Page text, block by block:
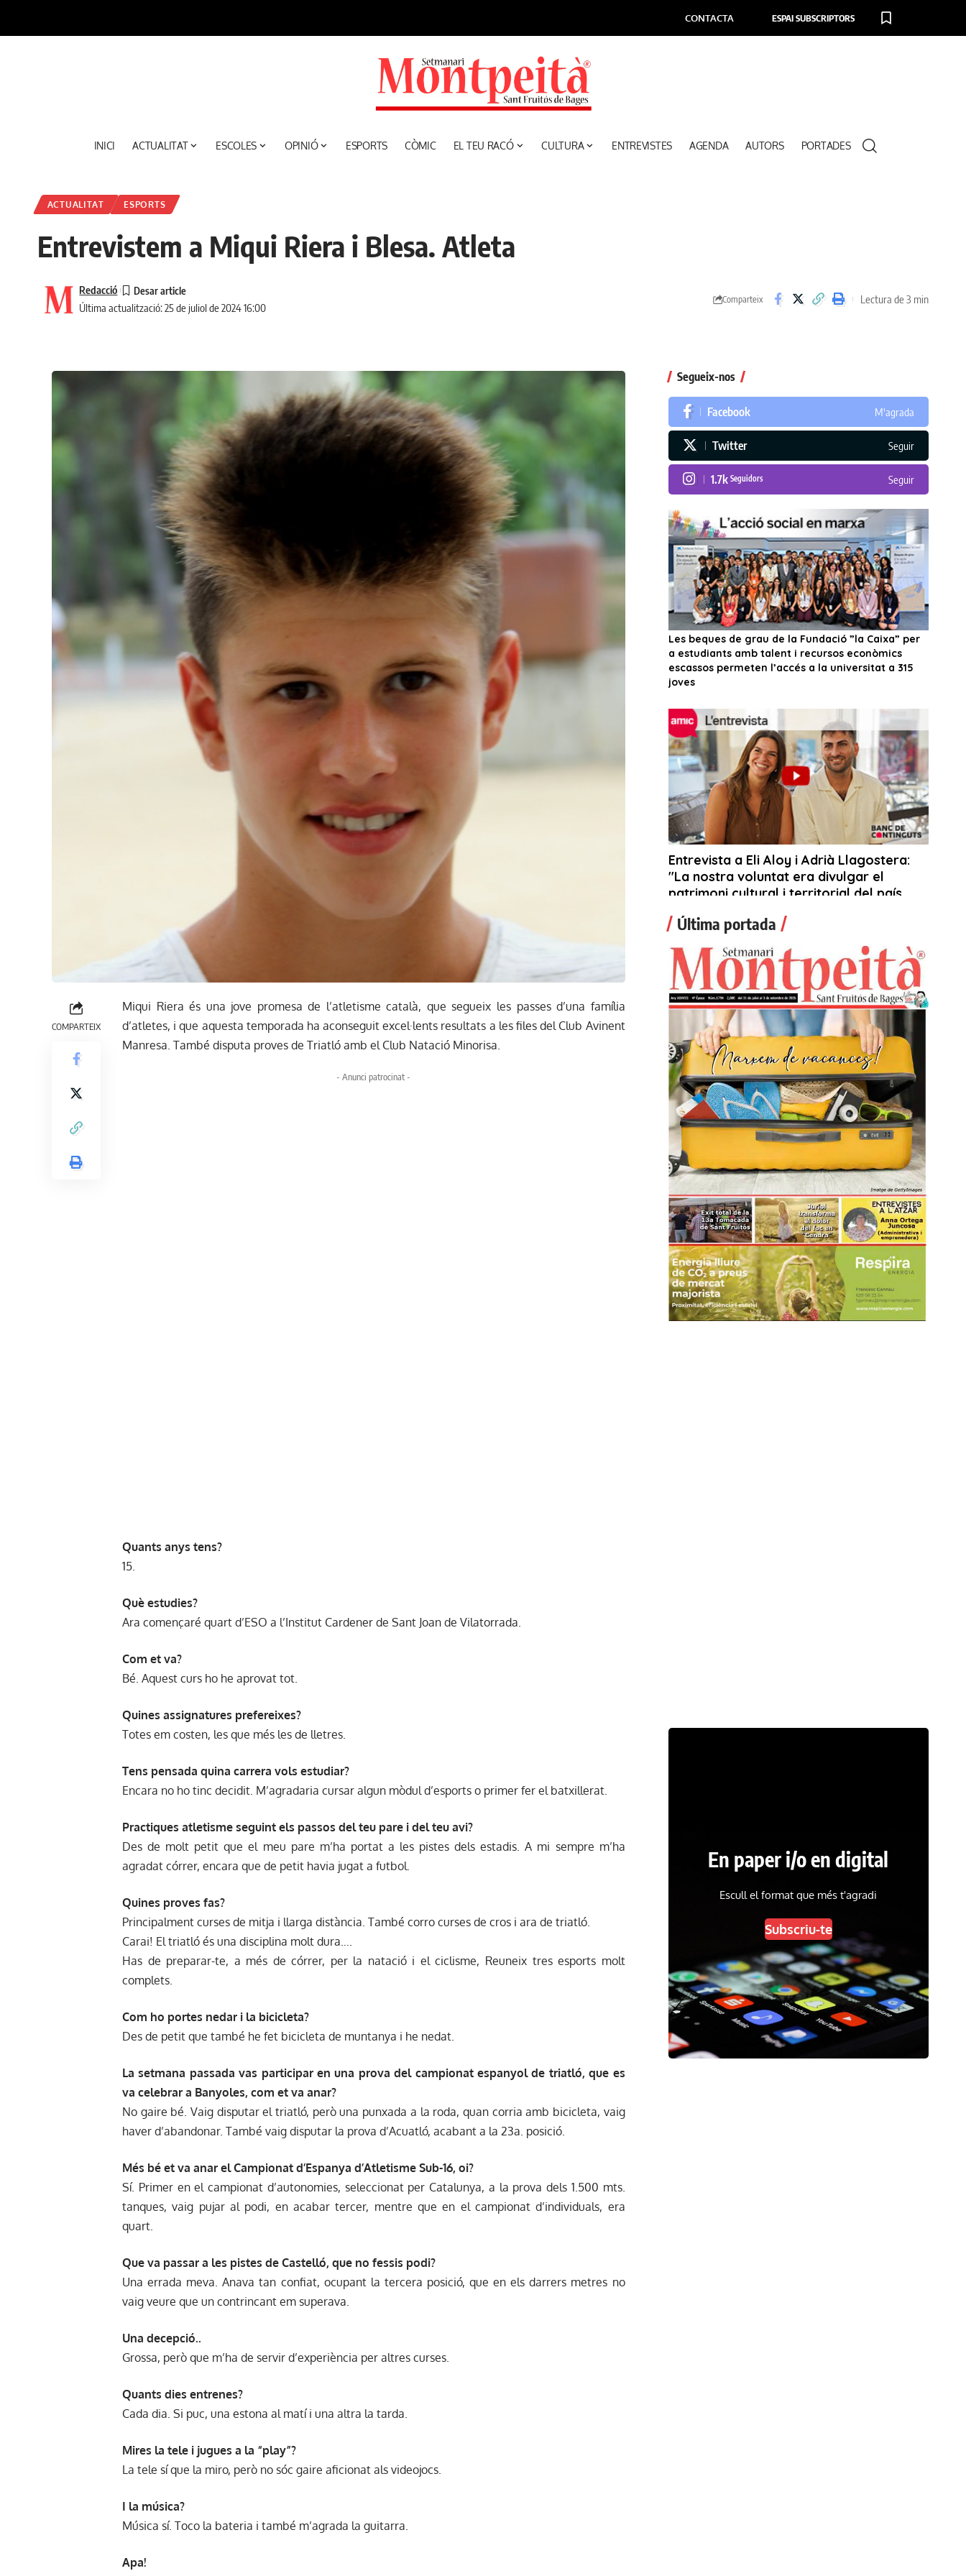
CONTACTA ESPAI SUBSCRIPTORS
INICI ACTUALITAT ESCOLES OPINIÓ ESPORTS CÒMIC EL TEU RACÓ CULTURA ENTREVISTES AGENDA AUTORS PORTADES
ACTUALITAT ESPORTS
Entrevistem a Miqui Riera i Blesa. Atleta
Última actualització: 25 de juliol de 2024 16:00
Redacció
Comparteix Lectura de 3 min
COMPARTEIX
Miqui Riera és una jove promesa de l’atletisme català, que segueix les passes d’una família
d’atletes, i que aquesta temporada ha aconseguit excel·lents resultats a les files del Club Avinent
Manresa. També disputa proves de Triatló amb el Club Natació Minorisa.
- Anunci patrocinat -
Quants anys tens?
15.
Què estudies?
Ara començaré quart d’ESO a l’Institut Cardener de Sant Joan de Vilatorrada.
Com et va?
Bé. Aquest curs ho he aprovat tot.
Quines assignatures prefereixes?
Totes em costen, les que més les de lletres.
Tens pensada quina carrera vols estudiar?
Encara no ho tinc decidit. M’agradaria cursar algun mòdul d’esports o primer fer el batxillerat.
Practiques atletisme seguint els passos del teu pare i del teu avi?
Des de molt petit que el meu pare m’ha portat a les pistes dels estadis. A mi sempre m’ha
agradat córrer, encara que de petit havia jugat a futbol.
Quines proves fas?
Principalment curses de mitja i llarga distància. També corro curses de cros i ara de triatló.
Carai! El triatló és una disciplina molt dura….
Has de preparar-te, a més de córrer, per la natació i el ciclisme, Reuneix tres esports molt
complets.
Com ho portes nedar i la bicicleta?
Des de petit que també he fet bicicleta de muntanya i he nedat.
La setmana passada vas participar en una prova del campionat espanyol de triatló, que es
va celebrar a Banyoles, com et va anar?
No gaire bé. Vaig disputar el triatló, però una punxada a la roda, quan corria amb bicicleta, vaig
haver d’abandonar. També vaig disputar la prova d’Acuatló, acabant a la 23a. posició.
Més bé et va anar el Campionat d’Espanya d’Atletisme Sub-16, oi?
Sí. Primer en el campionat d’autonomies, seleccionat per Catalunya, a la prova dels 1.500 mts.
tanques, vaig pujar al podi, en acabar tercer, mentre que en el campionat d’individuals, era
quart.
Que va passar a les pistes de Castelló, que no fessis podi?
Una errada meva. Anava tan confiat, ocupant la tercera posició, que en els darrers metres no
vaig veure que un contrincant em superava.
Una decepció..
Grossa, però que m’ha de servir d’experiència per altres curses.
Quants dies entrenes?
Cada dia. Si puc, una estona al matí i una altra la tarda.
Mires la tele i jugues a la “play”?
La tele sí que la miro, però no sóc gaire aficionat als videojocs.
I la música?
Música sí. Toco la bateria i també m’agrada la guitarra.
Apa!
Segueix-nos
Facebook M'agrada
Twitter Seguir
1.7k Seguidors Seguir
Última portada
En paper i/o en digital
Escull el format que més t'agradi
Subscriu-te